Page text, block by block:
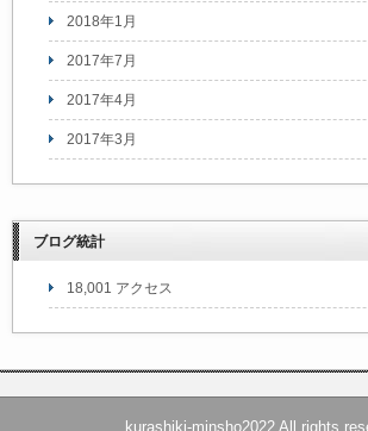
2018年1月
2017年7月
2017年4月
2017年3月
ブログ統計
18,001 アクセス
kurashiki-minsho2022 All rights